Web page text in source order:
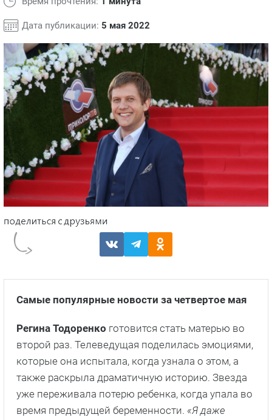
Дата публикации: 5 мая 2022
Самые популярные новости за четвертое мая
Регина Тодоренко готовится стать матерью во
второй раз. Телеведущая поделилась эмоциями,
которые она испытала, когда узнала о этом, а
также раскрыла драматичную историю. Звезда
уже переживала потерю ребенка, когда упала во
время предыдущей беременности. «Я даже